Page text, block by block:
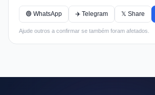
🟢 WhatsApp ✈️ Telegram 𝕏 Share
Ajude outros a confirmar se também foram afetados.